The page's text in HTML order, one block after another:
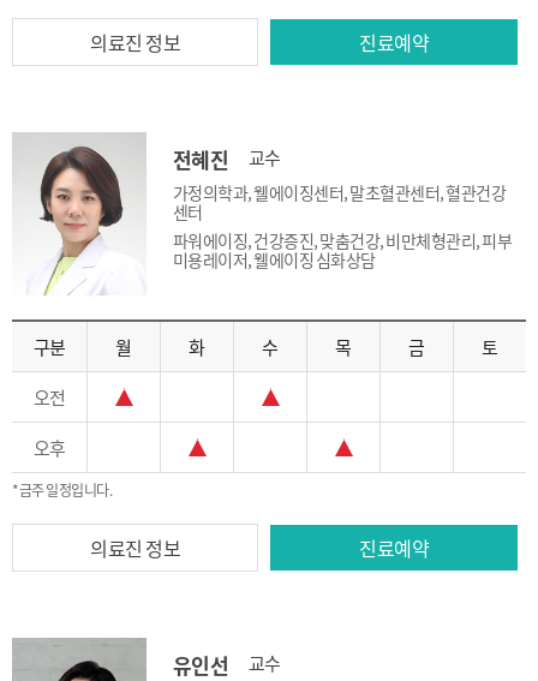
의료진 정보 진료예약
전혜진 교수
가정의학과, 웰에이징센터, 말초혈관센터, 혈관건강
센터
파워에이징, 건강증진, 맞춤건강, 비만체형관리, 피부
미용레이저, 웰에이징 심화상담
구분 월 화 수 목 금
토
오전
오후
*금주 일정입니다.
의료진 정보 진료예약
유인선 교수